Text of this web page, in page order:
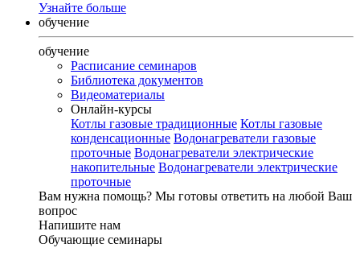
Узнайте больше
обучение
обучение
Расписание семинаров
Библиотека документов
Видеоматериалы
Онлайн-курсы
Котлы газовые традиционные Котлы газовые
конденсационные Водонагреватели газовые
проточные Водонагреватели электрические
накопительные Водонагреватели электрические
проточные
Вам нужна помощь? Мы готовы ответить на любой Ваш
вопрос
Напишите нам
Обучающие семинары